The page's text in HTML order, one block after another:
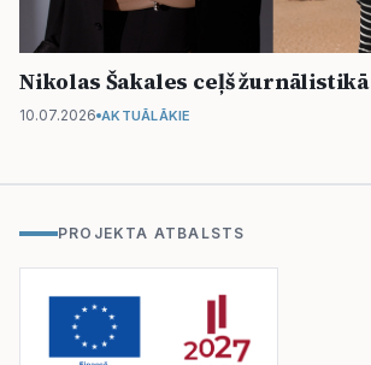
Nikolas Šakales ceļš žurnālistikā
10.07.2026 AKTUĀLĀKIE
PROJEKTA ATBALSTS